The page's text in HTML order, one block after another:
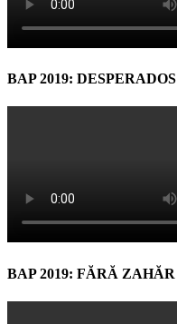
BAP 2019: DESPERADOS
BAP 2019: FĂRĂ ZAHĂR